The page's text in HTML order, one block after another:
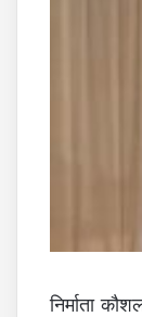
निर्माता